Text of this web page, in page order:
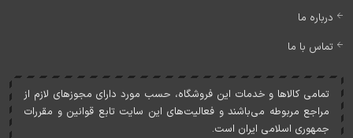
درباره ما
تماس با ما
تمامی کالاها و خدمات اين فروشگاه، حسب مورد دارای مجوزهای لازم از
مراجع مربوطه می‌باشند و فعاليت‌های اين سايت تابع قوانين و مقررات
جمهوری اسلامی ايران است.